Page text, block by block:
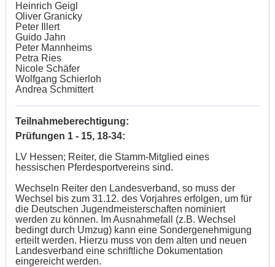
Heinrich Geigl
Oliver Granicky
Peter Illert
Guido Jahn
Peter Mannheims
Petra Ries
Nicole Schäfer
Wolfgang Schierloh
Andrea Schmittert
Teilnahmeberechtigung:
Prüfungen 1 - 15, 18-34:
LV Hessen; Reiter, die Stamm-Mitglied eines
hessischen Pferdesportvereins sind.
Wechseln Reiter den Landesverband, so muss der
Wechsel bis zum 31.12. des Vorjahres erfolgen, um für
die Deutschen Jugendmeisterschaften nominiert
werden zu können. Im Ausnahmefall (z.B. Wechsel
bedingt durch Umzug) kann eine Sondergenehmigung
erteilt werden. Hierzu muss von dem alten und neuen
Landesverband eine schriftliche Dokumentation
eingereicht werden.